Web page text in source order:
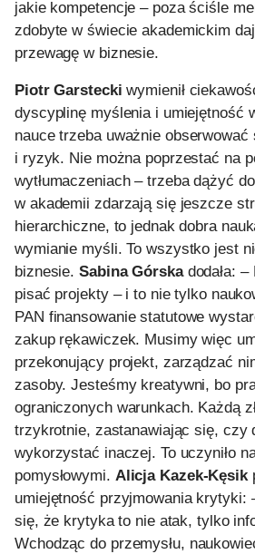
jakie kompetencje – poza ściśle
zdobyte w świecie akademickim
przewagę w biznesie.
Piotr Garstecki wymienił
dyscyplinę myślenia i umiejętność
nauce trzeba uważnie
i ryzyk. Nie można poprzestać na
wytłumaczeniach – trzeba dążyć
w akademii zdarzają się jeszcze
hierarchiczne, to jednak dobra
wymianie myśli. To wszystko jest
biznesie.Sabina Górskadodała: –
pisać projekty – i to nie tylko
PAN finansowanie statutowe
zakup rękawiczek. Musimy więc
przekonujący projekt, zarządzać
zasoby. Jesteśmy kreatywni, bo
ograniczonych warunkach. Każdą
trzykrotnie, zastanawiając się, czy
wykorzystać inaczej. To uczyniło
pomysłowymi. Alicja Kazek-Kęsik
umiejętność przyjmowania krytyki:
się, że krytyka to nie atak, tylko
Wchodząc do przemysłu,